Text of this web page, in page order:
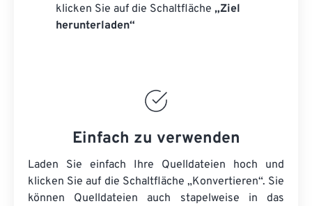
klicken Sie auf die Schaltfläche „Ziel
herunterladen“
Einfach zu verwenden
Laden Sie einfach Ihre Quelldateien hoch und
klicken Sie auf die Schaltfläche „Konvertieren“. Sie
können Quelldateien auch stapelweise in das